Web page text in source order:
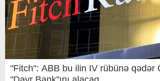
"Fitch": ABB bu ilin IV rübünə qədər